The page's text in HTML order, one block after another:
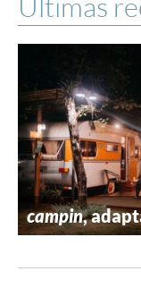
campin,